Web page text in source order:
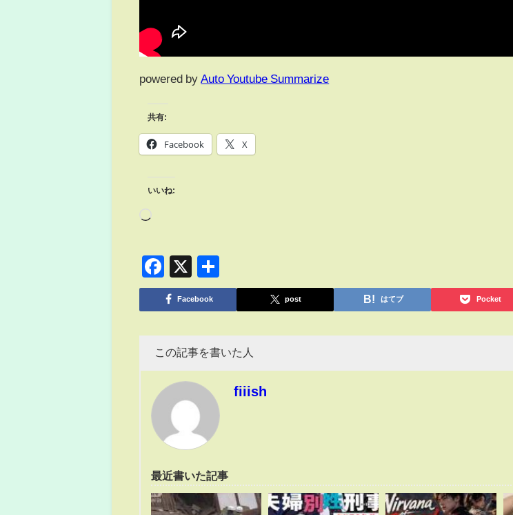
powered by Auto Youtube Summarize
共有:
Facebook X
いいね:
Facebook
X
有
Facebook post はてブ Pocket
この記事を書いた人
fiiish
最近書いた記事